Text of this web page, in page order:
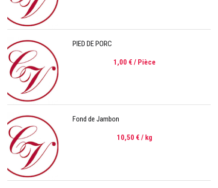
PIED DE PORC
1,00 € / Pièce
Fond de Jambon
10,50 € / kg